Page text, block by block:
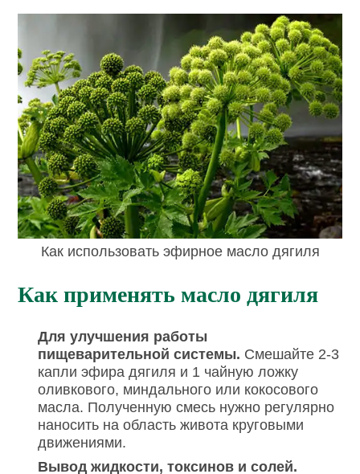
Как использовать эфирное масло дягиля
Как применять масло дягиля
Для улучшения работы
пищеварительной системы. Смешайте 2-3
капли эфира дягиля и 1 чайную ложку
оливкового, миндального или кокосового
масла. Полученную смесь нужно регулярно
наносить на область живота круговыми
движениями.
Вывод жидкости, токсинов и солей.